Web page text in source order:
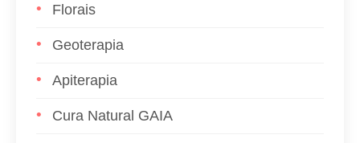
Florais
Geoterapia
Apiterapia
Cura Natural GAIA